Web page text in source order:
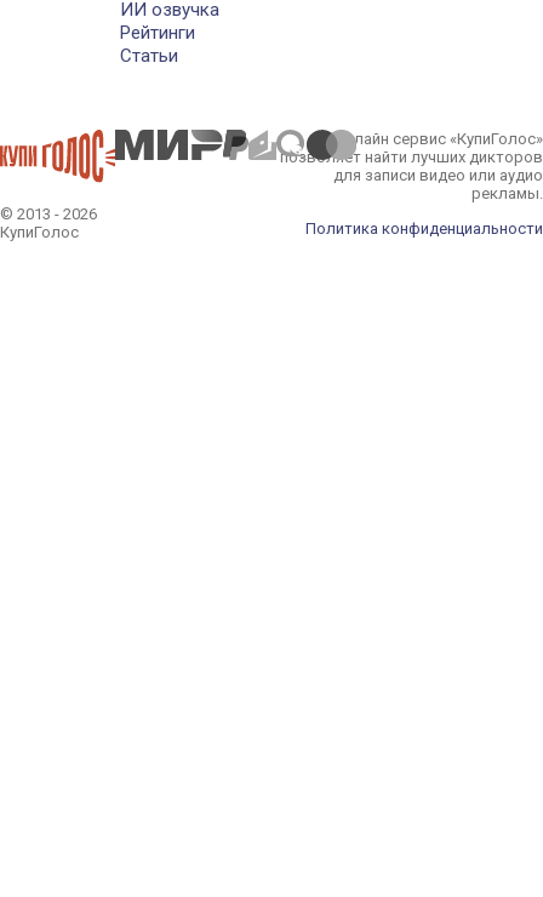
ИИ озвучка
Рейтинги
Статьи
© 2013 - 2026
КупиГолос
Онлайн сервис «КупиГолос»
позволяет найти лучших дикторов
для записи видео или аудио
рекламы.
Политика конфиденциальности